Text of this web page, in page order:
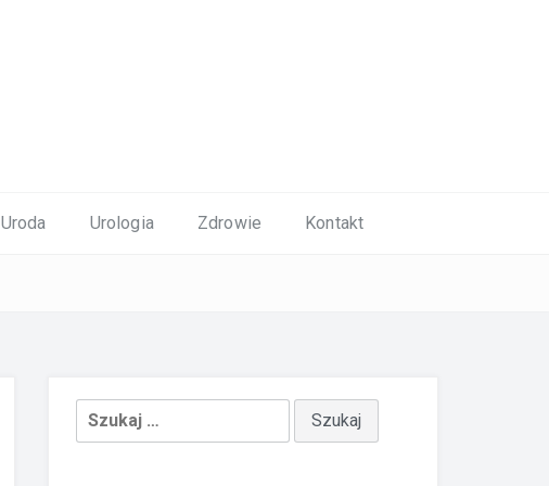
Uroda Urologia Zdrowie Kontakt
Szukaj: